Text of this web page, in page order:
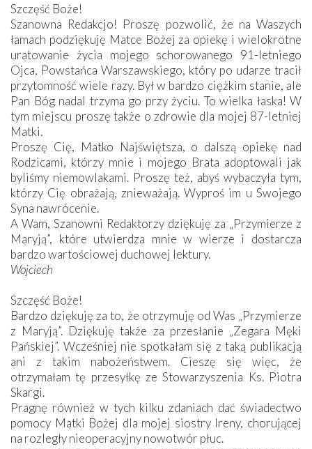
Szczęść Boże!
Szanowna Redakcjo! Proszę pozwolić, że na Waszych
łamach podziękuję Matce Bożej za opiekę i wielokrotne
uratowanie życia mojego schorowanego 91-letniego
Ojca, Powstańca Warszawskiego, który po udarze tracił
przytomność wiele razy. Był w bardzo ciężkim stanie, ale
Pan Bóg nadal trzyma go przy życiu. To wielka łaska! W
tym miejscu proszę także o zdrowie dla mojej 87-letniej
Matki.
Proszę Cię, Matko Najświętsza, o dalszą opiekę nad
Rodzicami, którzy mnie i mojego Brata adoptowali jak
byliśmy niemowlakami. Proszę też, abyś wybaczyła tym,
którzy Cię obrażają, znieważają. Wyproś im u Swojego
Syna nawrócenie.
A Wam, Szanowni Redaktorzy dziękuję za „Przymierze z
Maryją”, które utwierdza mnie w wierze i dostarcza
bardzo wartościowej duchowej lektury.
Wojciech
Szczęść Boże!
Bardzo dziękuję za to, że otrzymuję od Was „Przymierze
z Maryją”. Dziękuję także za przesłanie „Zegara Męki
Pańskiej”. Wcześniej nie spotkałam się z taką publikacją
ani z takim nabożeństwem. Cieszę się więc, że
otrzymałam tę przesyłkę ze Stowarzyszenia Ks. Piotra
Skargi.
Pragnę również w tych kilku zdaniach dać świadectwo
pomocy Matki Bożej dla mojej siostry Ireny, chorującej
na rozległy nieoperacyjny nowotwór płuc.